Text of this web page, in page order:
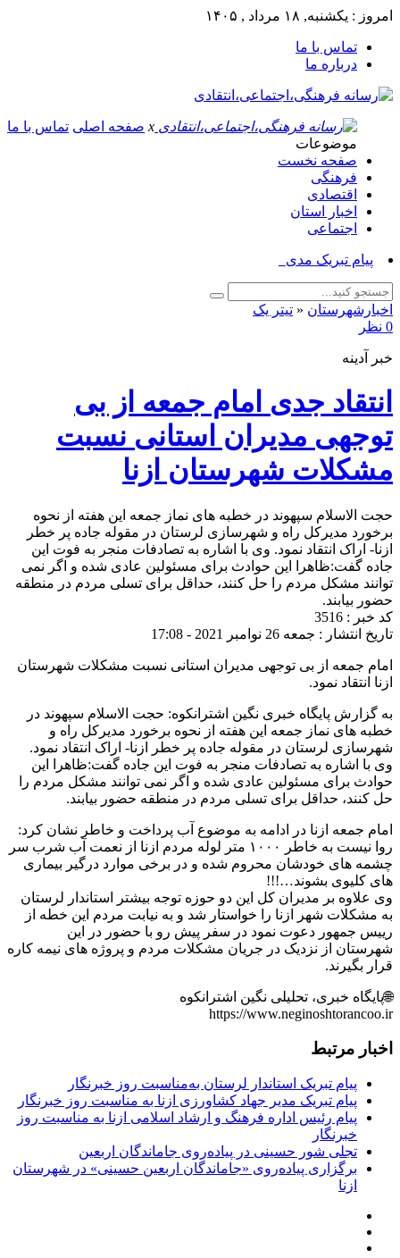
امروز : یکشنبه, ۱۸ مرداد , ۱۴۰۵
تماس با ما
درباره ما
x صفحه اصلی تماس با ما
موضوعات
صفحه نخست
فرهنگی
اقتصادی
اخبار استان
اجتماعی
پیام تبریک مدیر جها_
اخبارشهرستان « تیتر یک
0 نظر
خبر آدینه
انتقاد جدی امام جمعه از بی
توجهی مدیران استانی نسبت
مشکلات شهرستان ازنا
حجت الاسلام سپهوند در خطبه های نماز جمعه این هفته از نحوه
برخورد مدیرکل راه و شهرسازی لرستان در مقوله جاده پر خطر
ازنا- اراک انتقاد نمود. وی با اشاره به تصادفات منجر به فوت این
جاده گفت:ظاهرا این حوادث برای مسئولین عادی شده و اگر نمی
توانند مشکل مردم را حل کنند، حداقل برای تسلی مردم در منطقه
حضور بیابند.
کد خبر : 3516
تاریخ انتشار : جمعه 26 نوامبر 2021 - 17:08
امام جمعه از بی توجهی مدیران استانی نسبت مشکلات شهرستان
ازنا انتقاد نمود.
به گزارش پایگاه خبری نگین اشترانکوه: حجت الاسلام سپهوند در
خطبه های نماز جمعه این هفته از نحوه برخورد مدیرکل راه و
شهرسازی لرستان در مقوله جاده پر خطر ازنا- اراک انتقاد نمود.
وی با اشاره به تصادفات منجر به فوت این جاده گفت:ظاهرا این
حوادث برای مسئولین عادی شده و اگر نمی توانند مشکل مردم را
حل کنند، حداقل برای تسلی مردم در منطقه حضور بیابند.
امام جمعه ازنا در ادامه به موضوع آب پرداخت و خاطر نشان کرد:
روا نیست به خاطر ۱۰۰۰ متر لوله مردم ازنا از نعمت آب شرب سر
چشمه های خودشان محروم شده و در برخی موارد درگیر بیماری
های کلیوی بشوند…!!!
وی علاوه بر مدیران کل این دو حوزه توجه بیشتر استاندار لرستان
به مشکلات شهر ازنا را خواستار شد و به نیابت مردم این خطه از
رییس جمهور دعوت نمود در سفر پیش رو با حضور در این
شهرستان از نزدیک در جریان مشکلات مردم و پروژه های نیمه کاره
قرار بگیرند.
🌐پایگاه خبری، تحلیلی نگین اشترانکوه
https://www.neginoshtorancoo.ir
اخبار مرتبط
پیام تبریک استاندار لرستان به‌مناسبت روز خبرنگار
پیام تبریک مدیر جهاد کشاورزی ازنا به مناسبت روز خبرنگار
پیام رئیس اداره فرهنگ و ارشاد اسلامی ازنا به مناسبت روز
خبرنگار
تجلی شور حسینی در پیاده‌روی جاماندگان اربعین
برگزاری پیاده‌روی «جاماندگان اربعین حسینی» در شهرستان
ازنا